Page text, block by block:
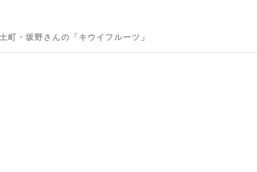
町・坂野さんの「キウイフルーツ」